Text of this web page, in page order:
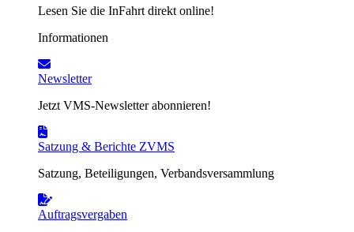
Lesen Sie die InFahrt direkt online!
Informationen
Newsletter
Jetzt VMS-Newsletter abonnieren!
Satzung & Berichte ZVMS
Satzung, Beteiligungen, Verbandsversammlung
Auftragsvergaben